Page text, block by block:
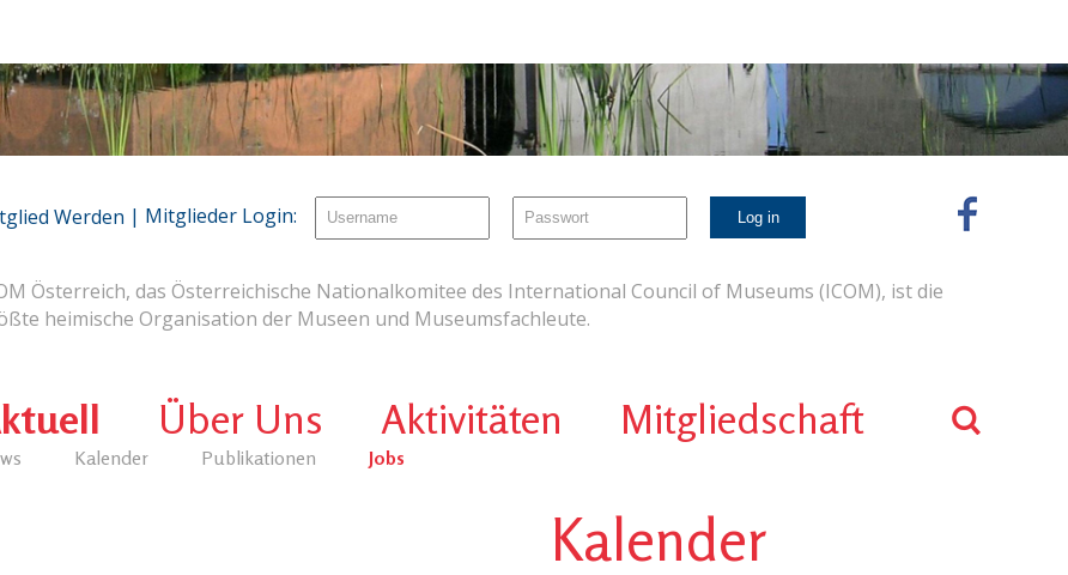
Österreich, das Österreichische Nationalkomitee des International Council of Museums (ICOM), ist die
heimische Organisation der Museen und Museumsfachleute.
Kalender Publikationen Jobs
Über Uns Aktivitäten Mitgliedschaft
Werden | Mitglieder Login:
Kalender